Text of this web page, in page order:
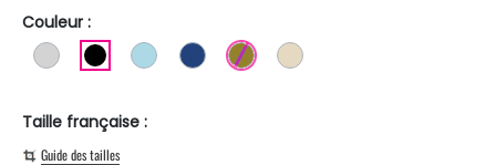
Couleur :
GRIS CLAIR
NOIR BLEU CLAIRBLEU FONCE
KAKI BEIGE
Taille française :
Guide des tailles